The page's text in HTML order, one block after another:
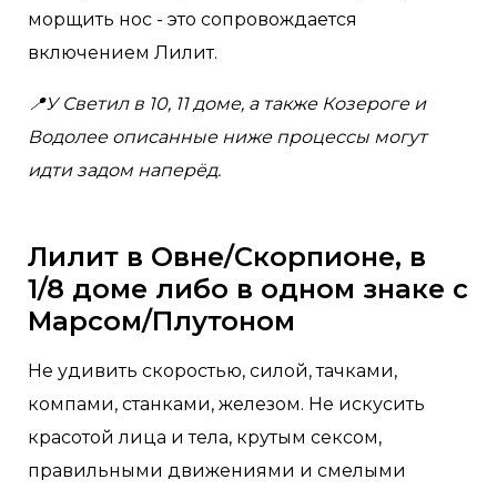
морщить нос - это сопровождается
включением Лилит.
📍У Светил в 10, 11 доме, а также Козероге и
Водолее описанные ниже процессы могут
идти задом наперёд.
Лилит в Овне/Скорпионе, в
1/8 доме либо в одном знаке с
Марсом/Плутоном
Не удивить скоростью, силой, тачками,
компами, станками, железом. Не искусить
красотой лица и тела, крутым сексом,
правильными движениями и смелыми